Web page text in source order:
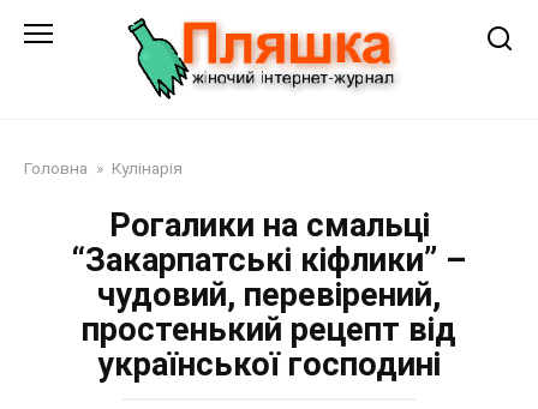
Головна » Кулінарія
Рогалики на смальці
“Закарпатські кіфлики” –
чудовий, перевірений,
простенький рецепт від
української господині